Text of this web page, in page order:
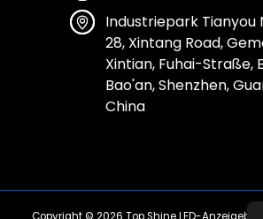
Industriepark Tianyou
28, Xintang Road,
Xintian, Fuhai-Straße,
Bao'an, Shenzhen,
China